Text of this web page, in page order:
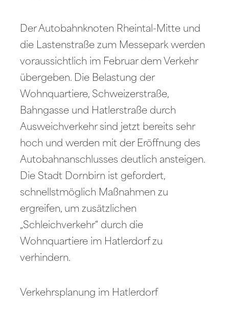
Der Autobahnknoten Rheintal-Mitte und
die Lastenstraße zum Messepark werden
voraussichtlich im Februar dem Verkehr
übergeben. Die Belastung der
Wohnquartiere, Schweizerstraße,
Bahngasse und Hatlerstraße durch
Ausweichverkehr sind jetzt bereits sehr
hoch und werden mit der Eröffnung des
Autobahnanschlusses deutlich ansteigen.
Die Stadt Dornbirn ist gefordert,
schnellstmöglich Maßnahmen zu
ergreifen, um zusätzlichen
„Schleichverkehr“ durch die
Wohnquartiere im Hatlerdorf zu
verhindern.
Verkehrsplanung im Hatlerdorf